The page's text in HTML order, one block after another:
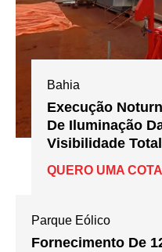
Bahia
Execução
De Iluminação
Visibilidade
QUERO UMA
Parque Eólico
Fornecimento De